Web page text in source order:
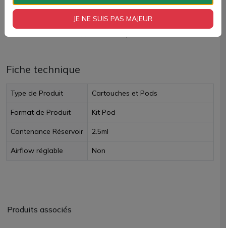
Paiement 100% sécurisé
Fiche technique
Type de Produit Cartouches et Pods
Format de Produit Kit Pod
Contenance Réservoir 2.5ml
Airflow réglable Non
Produits associés
JE NE SUIS PAS MAJEUR